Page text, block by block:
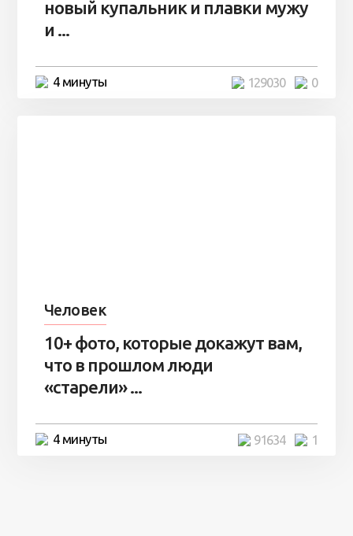
новый купальник и плавки мужу
и ...
4 минуты 0
129030
Человек
10+ фото, которые докажут вам,
что в прошлом люди
«старели» ...
4 минуты 1
91634